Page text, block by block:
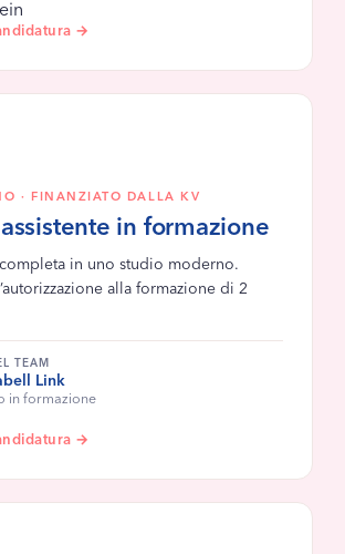
→
· FINANZIATO DALLA KV
in formazione
in uno studio moderno.
alla formazione di 2
TEAM
Link
in formazione
→